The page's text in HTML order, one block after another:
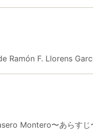
Ramón F. Llorens
Montero〜あらす